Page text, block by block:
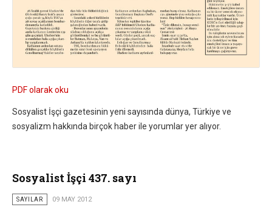
PDF olarak oku
Sosyalist İşçi gazetesinin yeni sayısında dünya, Türkiye ve
sosyalizm hakkında birçok haber ile yorumlar yer alıyor.
Sosyalist İşçi 437. sayı
SAYILAR 09 MAY 2012